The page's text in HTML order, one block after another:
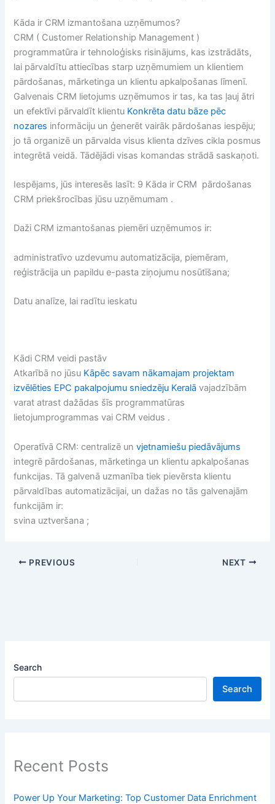
Kāda ir CRM izmantošana uzņēmumos?
CRM ( Customer Relationship Management )
programmatūra ir tehnoloģisks risinājums, kas izstrādāts,
lai pārvaldītu attiecības starp uzņēmumiem un klientiem
pārdošanas, mārketinga un klientu apkalpošanas līmenī.
Galvenais CRM lietojums uzņēmumos ir tas, ka tas ļauj ātri
un efektīvi pārvaldīt klientu Konkrēta datu bāze pēc
nozares informāciju un ģenerēt vairāk pārdošanas iespēju;
jo tā organizē un pārvalda visus klienta dzīves cikla posmus
integrētā veidā. Tādējādi visas komandas strādā saskaņoti.
Iespējams, jūs interesēs lasīt: 9 Kāda ir CRM pārdošanas
CRM priekšrocības jūsu uzņēmumam .
Daži CRM izmantošanas piemēri uzņēmumos ir:
administratīvo uzdevumu automatizācija, piemēram,
reģistrācija un papildu e-pasta ziņojumu nosūtīšana;
Datu analīze, lai radītu ieskatu
Kādi CRM veidi pastāv
Atkarībā no jūsu Kāpēc savam nākamajam projektam
izvēlēties EPC pakalpojumu sniedzēju Keralā vajadzībām
varat atrast dažādas šīs programmatūras
lietojumprogrammas vai CRM veidus .
Operatīvā CRM: centralizē unvjetnamiešu piedāvājums
integrē pārdošanas, mārketinga un klientu apkalpošanas
funkcijas. Tā galvenā uzmanība tiek pievērsta klientu
pārvaldības automatizācijai, un dažas no tās galvenajām
funkcijām ir:
svina uztveršana ;
PREVIOUS NEXT
Search
Search
Recent Posts
Power Up Your Marketing: Top Customer Data Enrichment